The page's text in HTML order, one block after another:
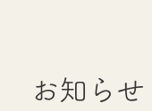
お知らせ